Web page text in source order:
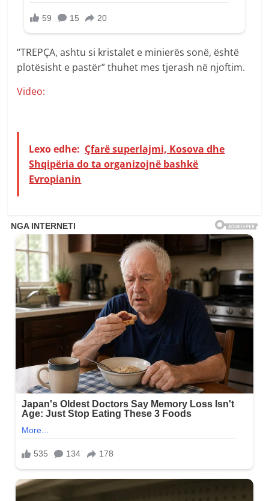
“TREPÇA, ashtu si kristalet e minierës sonë, është
plotësisht e pastër” thuhet mes tjerash në njoftim.
Video:
Lexo edhe: Çfarë superlajmi, Kosova dhe
Shqipëria do ta organizojnë bashkë
Evropianin